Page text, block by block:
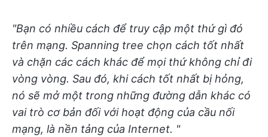
"Bạn có nhiều cách để truy cập một thứ gì đó
trên mạng. Spanning tree chọn cách tốt nhất
và chặn các cách khác để mọi thứ không chỉ đi
vòng vòng. Sau đó, khi cách tốt nhất bị hỏng,
nó sẽ mở một trong những đường dẫn khác có
vai trò cơ bản đối với hoạt động của cầu nối
mạng, là nền tảng của Internet. "